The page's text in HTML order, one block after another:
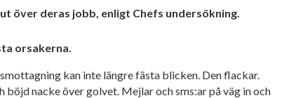
över deras jobb, enligt Chefs undersökning.
orsakerna.
kan inte längre fästa blicken. Den flackar.
nacke över golvet. Mejlar och sms:ar på väg in och